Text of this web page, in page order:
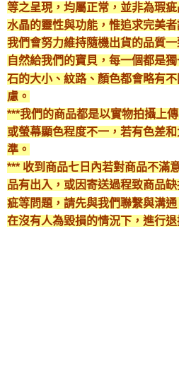
等之呈現，均屬正常，並非為瑕
水晶的靈性與功能，惟追求完美
我們會努力維持隨機出貨的品質
自然給我們的寶貝，每一個都是
石的大小、紋路、顏色都會略有
慮。
***我們的商品都是以實物拍攝上
或螢幕顯色程度不一，若有色差
準。
*** 收到商品七日內若對商品不滿
品有出入，或因寄送過程致商品
疵等問題，請先與我們聯繫與溝
在沒有人為毀損的情況下，進行退